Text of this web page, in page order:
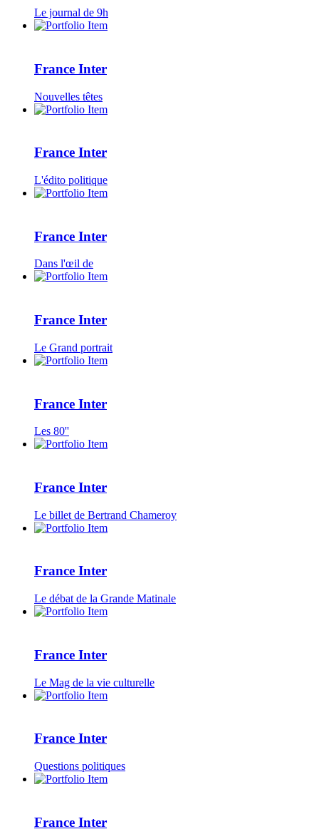
Le journal de 9h
France Inter
Nouvelles têtes
France Inter
L'édito politique
France Inter
Dans l'œil de
France Inter
Le Grand portrait
France Inter
Les 80''
France Inter
Le billet de Bertrand Chameroy
France Inter
Le débat de la Grande Matinale
France Inter
Le Mag de la vie culturelle
France Inter
Questions politiques
France Inter